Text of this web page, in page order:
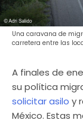
Una caravana de
carretera entre las
A finales de
su política
solicitar asilo y
México. Estas